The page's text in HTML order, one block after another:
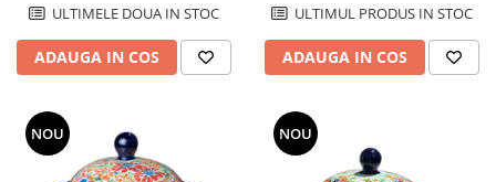
ULTIMELE DOUA IN STOC
ADAUGA IN COS
ULTIMUL PRODUS IN STOC
ADAUGA IN COS
NOU NOU